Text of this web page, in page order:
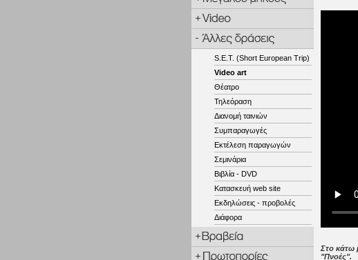
S.E.T. (Short European Trip)
Video art
Θέατρο
Τηλεόραση
Διανομή ταινιών
Συμπαραγωγές
Εκτέλεση παραγωγών
Σεμινάρια
Βιβλία - DVD
Κατασκευή web site
Εκδηλώσεις - προβολές
Διάφορα
Στο κάτω
"Πνοές".